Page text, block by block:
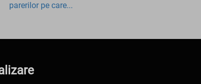
parerilor pe care...